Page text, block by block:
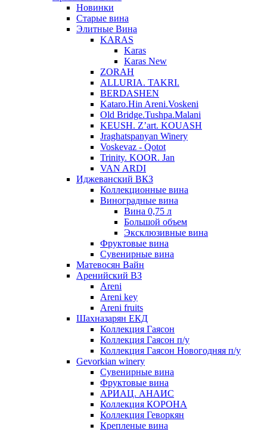
Новинки
Старые вина
Элитные Вина
KARAS
Karas
Karas New
ZORAH
ALLURIA. TAKRI.
BERDASHEN
Kataro.Hin Areni.Voskeni
Old Bridge.Tushpa.Malani
KEUSH. Z’art. KOUASH
Jraghatspanyan Winery
Voskevaz - Qotot
Trinity. KOOR. Jan
VAN ARDI
Иджеванский ВКЗ
Коллекционные вина
Виноградные вина
Вина 0,75 л
Большой объем
Эксклюзивные вина
Фруктовые вина
Cувенирные вина
Матевосян Вайн
Аренийский ВЗ
Areni
Areni key
Areni fruits
Шахназарян ЕКД
Коллекция Гаясон
Коллекция Гаясон п/у
Коллекция Гаясон Новогодняя п/у
Gevorkian winery
Сувенирные вина
Фруктовые вина
АРИАЦ. АНАИС
Коллекция КОРОНА
Коллекция Геворкян
Крепленые вина